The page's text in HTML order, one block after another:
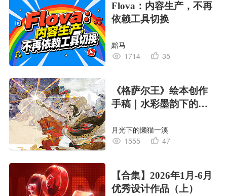
Flova：内容生产，不再
依赖工具切换
黯马
1714
35
《格萨尔王》绘本创作
手稿｜水彩墨韵下的史
月光下的懒猫一溪
1555
47
【合集】2026年1月-6月
优秀设计作品（上）